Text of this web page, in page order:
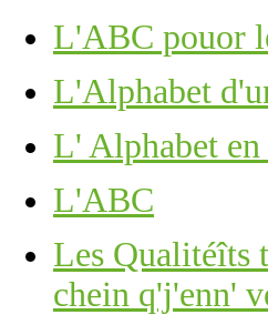
L'ABC pouor
L'Alphabet
L' Alphabet
L'ABC
Les Qualitéîts
chein q'j'enn'